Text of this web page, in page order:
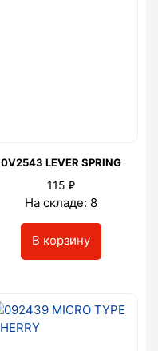
0V2543 LEVER SPRING
115 ₽
На складе: 8
В корзину